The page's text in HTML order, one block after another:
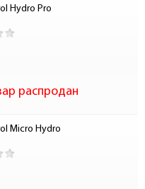
Hydro Pro
распродан
Micro Hydro